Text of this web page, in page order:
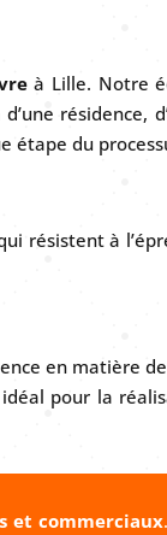
à Lille. Notre
étape du
résistent à
en matière
pour la
et commerciaux